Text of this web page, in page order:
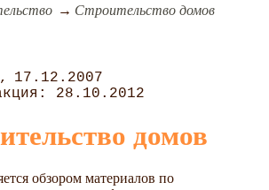
Строительство домов
17.12.2007
28.10.2012
домов
обзором материалов по